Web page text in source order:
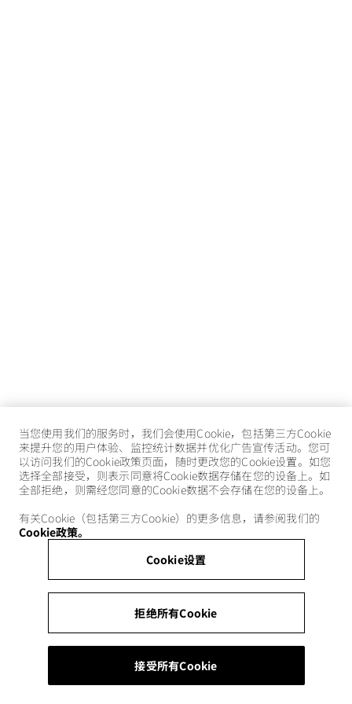
当您使用我们的服务时，我们会使用Cookie，包括第三方Cookie
来提升您的用户体验、监控统计数据并优化广告宣传活动。您可
以访问我们的Cookie政策页面，随时更改您的Cookie设置。如您
选择全部接受，则表示同意将Cookie数据存储在您的设备上。如
全部拒绝，则需经您同意的Cookie数据不会存储在您的设备上。
有关Cookie（包括第三方Cookie）的更多信息，请参阅我们的
Cookie政策。
Cookie设置
拒绝所有Cookie
接受所有Cookie